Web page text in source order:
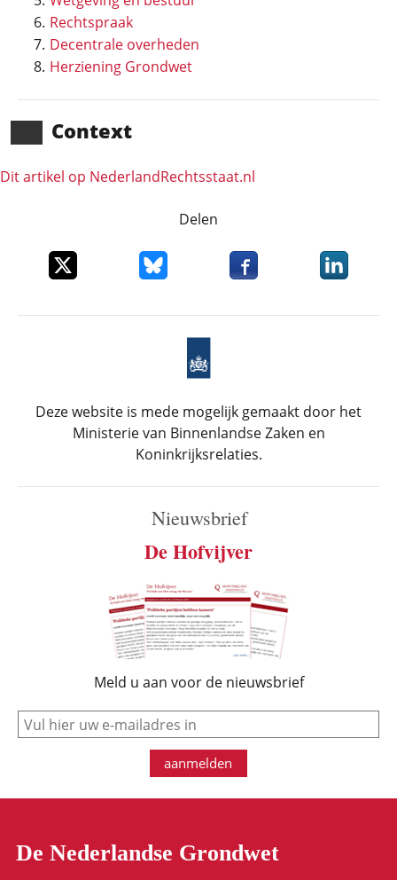
Rechtspraak
Decentrale overheden
Herziening Grondwet
Context
Dit artikel op NederlandRechts­staat.nl
Delen
Deel dit item op XDeel dit item op Bluesky
Deel dit item opDeel dit
Deze website is mede mogelijk gemaakt door het
Ministerie van Binnenlandse Zaken en
Koninkrijksrelaties.
Nieuwsbrief
De Hofvijver
Meld u aan voor de nieuwsbrief
e-mail
aanmelden
De Nederlandse Grondwet